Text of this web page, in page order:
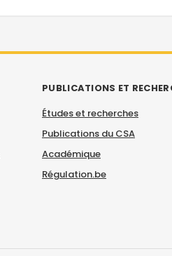
PUBLICATIONS ET
Études et recherches
Publications du CSA
Académique
Régulation.be